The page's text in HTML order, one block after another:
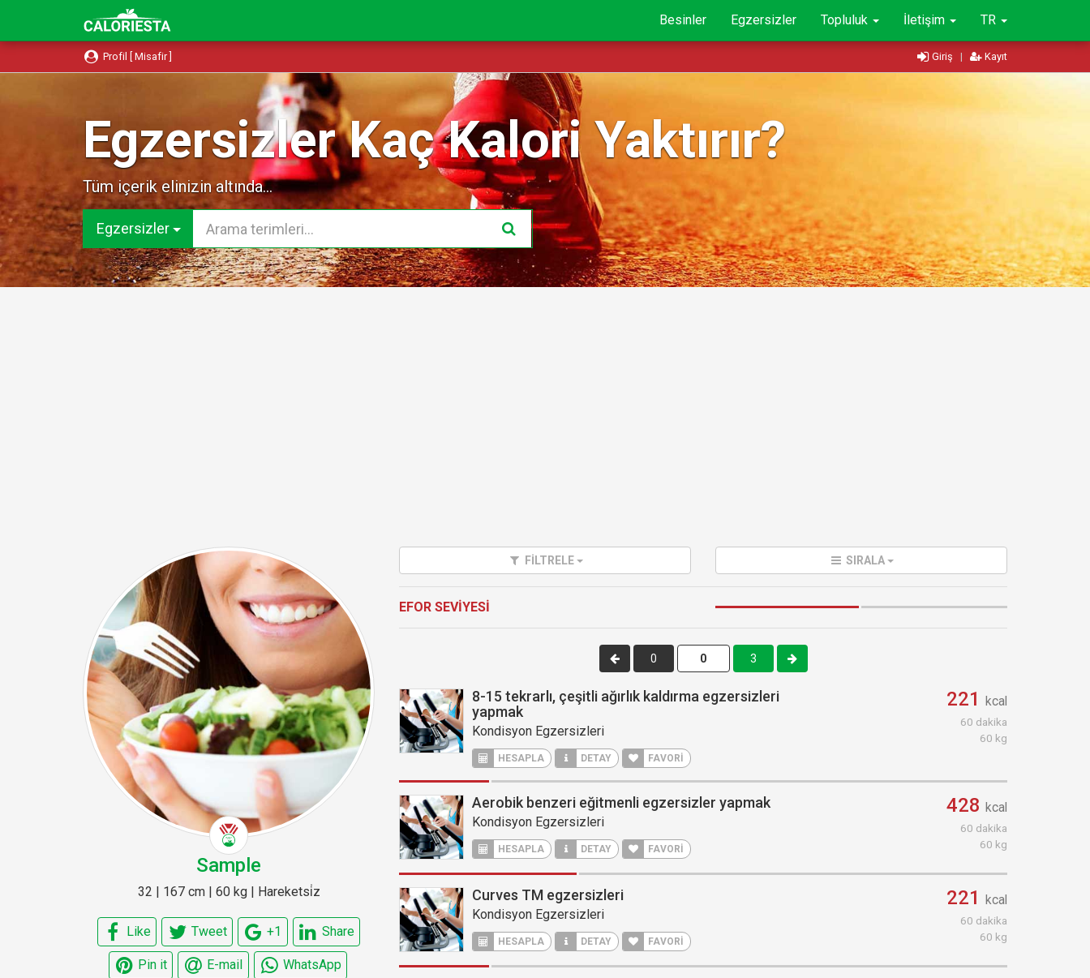
Besinler Egzersizler Topluluk İletişim TR
Profil [ Misafir ] Giriş | Kayıt
Egzersizler Kaç Kalori Yaktırır?
Tüm içerik elinizin altında...
Egzersizler
Sample
32 | 167 cm | 60 kg | Hareketsi̇z
Like Tweet +1 Share
Pin it E-mail WhatsApp
FİLTRELE SIRALA
EFOR SEVİYESİ
0 3
8-15 tekrarlı, çeşitli ağırlık kaldırma egzersizleri
yapmak
Kondisyon Egzersizleri
HESAPLA DETAY FAVORİ
221 kcal
60 dakika
60 kg
Aerobik benzeri eğitmenli egzersizler yapmak
Kondisyon Egzersizleri
HESAPLA DETAY FAVORİ
428 kcal
60 dakika
60 kg
Curves TM egzersizleri
Kondisyon Egzersizleri
HESAPLA DETAY FAVORİ
221 kcal
60 dakika
60 kg